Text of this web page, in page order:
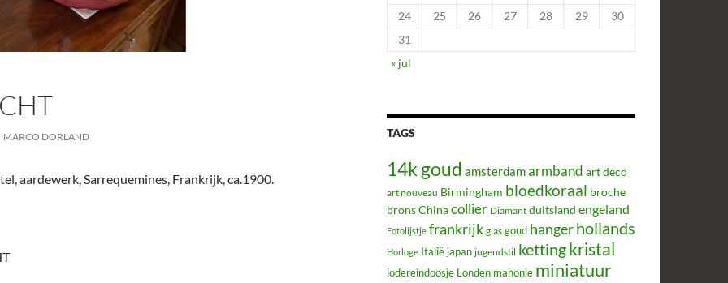
MARCO DORLAND
aardewerk, Sarrequemines, Frankrijk, ca.1900.
24
25 26 27 28 29
30
31
« jul
TAGS
14k goud amsterdamarmband art deco
art nouveau Birmingham bloedkoraal broche
bronsChinacollier Diamant duitsland engeland
Fotolijstje frankrijk glas goud hangerhollands
Horloge Italië japan jugendstil kettingkristal
lodereindoosje Londen mahonie miniatuur